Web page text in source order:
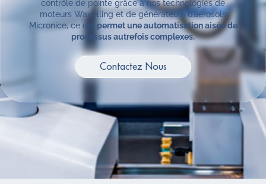
contrôle de pointe grâce à nos technologies de
moteurs Wavelling et de générateurs d’aérosols
Micronice, ce qui permet une automatisation aisée de
processus autrefois complexes.
Contactez Nous